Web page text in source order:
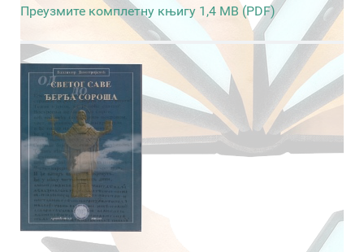
Преузмите комплетну књигу 1,4 MB (PDF)